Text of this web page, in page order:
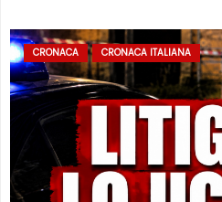
CRONACA CRONACA ITALIANA